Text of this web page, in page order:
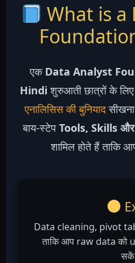
What is a
एक Data Analyst
Hindi शुरुआती छात्रों के लिए
एनालिसिस की बुनियाद
बाय-स्टेप Tools, Skills
शामिल होते हैं ताकि
Data cleaning, pivot
ताकि आप raw data को